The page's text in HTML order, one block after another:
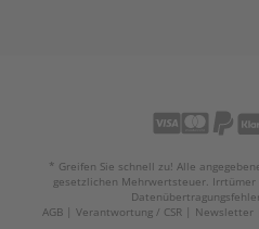
* Greifen Sie schnell zu! Alle
gesetzlichen Mehrwertsteuer. Irrtümer
AGB
Verantwortung / CSR Newsletter